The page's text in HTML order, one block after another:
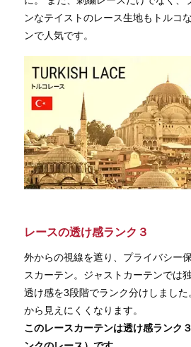
ンなテイストのレース生地もトルコ
ンで人気です。
レースの透け感ランク３
外からの視線を遮り、プライバシー
スカーテン。ジャストカーテンでは
透け感を3段階でランク分けしまし
から見えにくくなります。
このレースカーテンは透け感ランク